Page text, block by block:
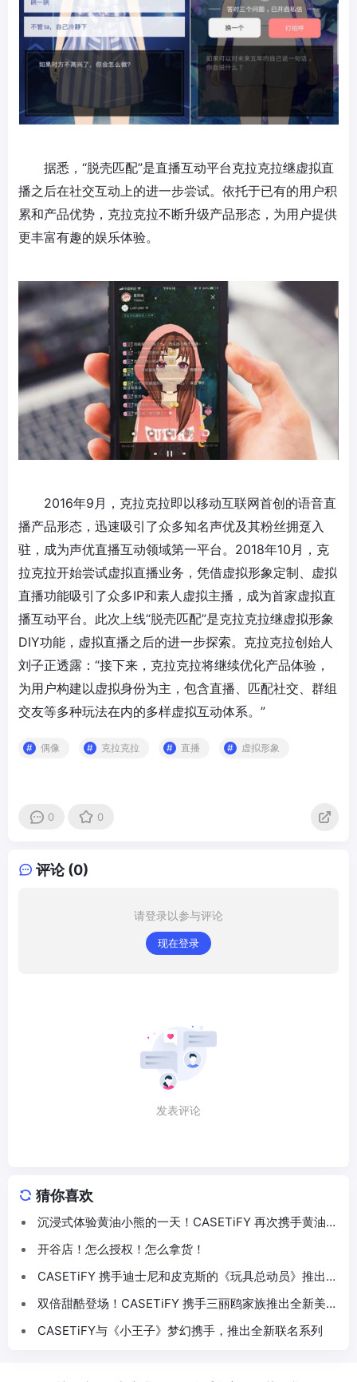
据悉，“脱壳匹配”是直播互动平台克拉克拉继虚拟直
播之后在社交互动上的进一步尝试。依托于已有的用户积
累和产品优势，克拉克拉不断升级产品形态，为用户提供
更丰富有趣的娱乐体验。
2016年9月，克拉克拉即以移动互联网首创的语音直
播产品形态，迅速吸引了众多知名声优及其粉丝拥趸入
驻，成为声优直播互动领域第一平台。2018年10月，克
拉克拉开始尝试虚拟直播业务，凭借虚拟形象定制、虚拟
直播功能吸引了众多IP和素人虚拟主播，成为首家虚拟直
播互动平台。此次上线“脱壳匹配”是克拉克拉继虚拟形象
DIY功能，虚拟直播之后的进一步探索。克拉克拉创始人
刘子正透露：“接下来，克拉克拉将继续优化产品体验，
为用户构建以虚拟身份为主，包含直播、匹配社交、群组
交友等多种玩法在内的多样虚拟互动体系。”
偶像 克拉克拉 直播 虚拟形象
0 0
评论 (0)
请登录以参与评论
现在登录
发表评论
猜你喜欢
沉浸式体验黄油小熊的一天！CASETiFY 再次携手黄油小
开谷店！怎么授权！怎么拿货！
CASETiFY 携手迪士尼和皮克斯的《玩具总动员》推出
双倍甜酷登场！CASETiFY 携手三丽鸥家族推出全新美乐
CASETiFY与《小王子》梦幻携手，推出全新联名系列